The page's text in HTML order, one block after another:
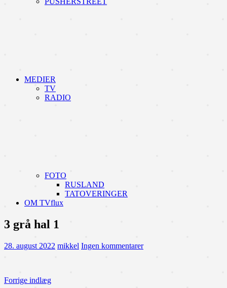
MEDIER
TV
RADIO
FOTO
RUSLAND
TATOVERINGER
OM TVflux
3 grå hal 1
28. august 2022 mikkel Ingen kommentarer
Indlægsnavigation
Forrige indlæg